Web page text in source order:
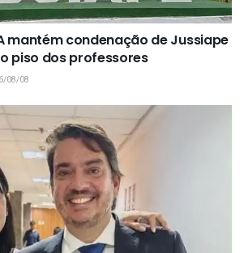
mantém condenação de Jussiape
piso dos professores
08/08